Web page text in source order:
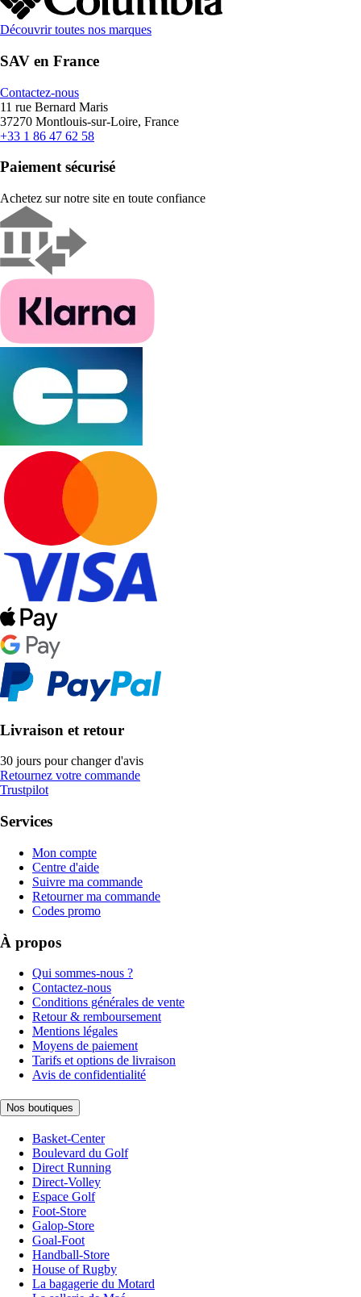
Découvrir toutes nos marques
SAV en France
Contactez-nous
11 rue Bernard Maris
37270 Montlouis-sur-Loire, France
+33 1 86 47 62 58
Paiement sécurisé
Achetez sur notre site en toute confiance
Livraison et retour
30 jours pour changer d'avis
Retournez votre commande
Trustpilot
Services
Mon compte
Centre d'aide
Suivre ma commande
Retourner ma commande
Codes promo
À propos
Qui sommes-nous ?
Contactez-nous
Conditions générales de vente
Retour & remboursement
Mentions légales
Moyens de paiement
Tarifs et options de livraison
Avis de confidentialité
Nos boutiques
Basket-Center
Boulevard du Golf
Direct Running
Direct-Volley
Espace Golf
Foot-Store
Galop-Store
Goal-Foot
Handball-Store
House of Rugby
La bagagerie du Motard